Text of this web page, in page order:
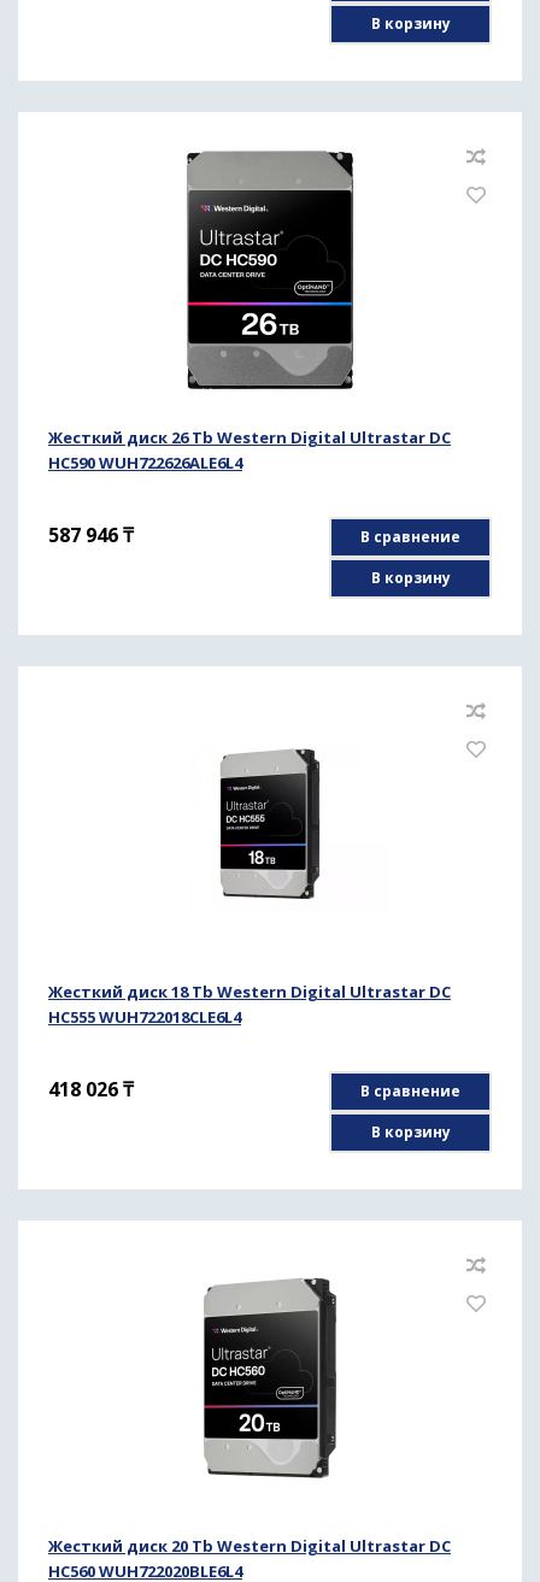
В корзину
Жесткий диск 26 Tb Western Digital Ultrastar DC
HC590 WUH722626ALE6L4
587 946₸
В сравнение
В корзину
Жесткий диск 18 Tb Western Digital Ultrastar DC
HC555 WUH722018CLE6L4
418 026₸
В сравнение
В корзину
Жесткий диск 20 Tb Western Digital Ultrastar DC
HC560 WUH722020BLE6L4